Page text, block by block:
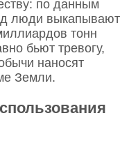
по данным
люди выкапывают
тонн
бьют тревогу,
наносят
Земли.